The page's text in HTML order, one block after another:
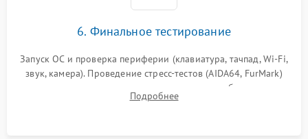
6. Финальное тестирование
Запуск ОС и проверка периферии (клавиатура, тачпад, Wi-Fi,
звук, камера). Проведение стресс-тестов (AIDA64, FurMark)
для контроля температурного режима и стабильности
системы под пиковой нагрузкой.
Подробнее